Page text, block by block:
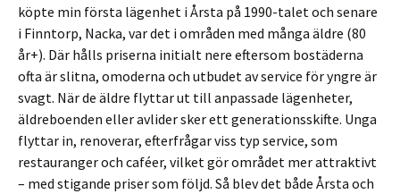
köpte min första lägenhet i Årsta på 1990-talet och senare
i Finntorp, Nacka, var det i områden med många äldre (80
år+). Där hålls priserna initialt nere eftersom bostäderna
ofta är slitna, omoderna och utbudet av service för yngre är
svagt. När de äldre flyttar ut till anpassade lägenheter,
äldreboenden eller avlider sker ett generationsskifte. Unga
flyttar in, renoverar, efterfrågar viss typ service, som
restauranger och caféer, vilket gör området mer attraktivt
– med stigande priser som följd. Så blev det både Årsta och